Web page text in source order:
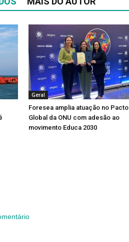
Geral
Foresea amplia atuação no Pacto
Global da ONU com adesão ao
movimento Educa 2030